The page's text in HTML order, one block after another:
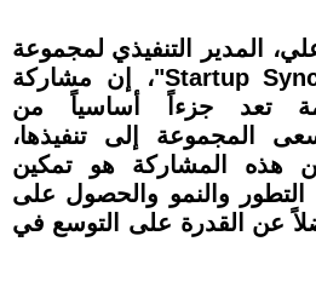
المدير التنفيذي لمجموعة
شركات "إضافة" و"Startup Sync"، إن مشاركة
تعد جزءاً أساسياً من
المجموعة إلى تنفيذها،
هذه المشاركة هو تمكين
التطور والنمو والحصول على
عن القدرة على التوسع في